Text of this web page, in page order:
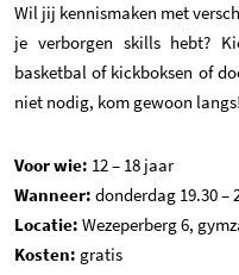
Wil jij kennismaken met
je verborgen skills hebt?
basketbal of kickboksen of
niet nodig, kom gewoon langs!
Voor wie: 12 – 18 jaar
Wanneer: donderdag 19.30 –
Locatie: Wezeperberg 6,
Kosten: gratis